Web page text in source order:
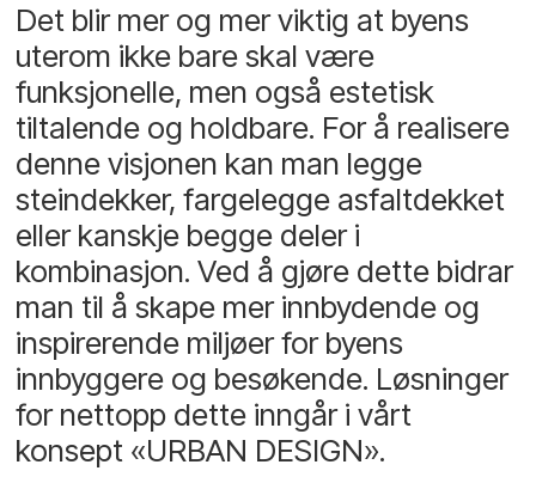
Det blir mer og mer viktig at byens
uterom ikke bare skal være
funksjonelle, men også estetisk
tiltalende og holdbare. For å realisere
denne visjonen kan man legge
steindekker, fargelegge asfaltdekket
eller kanskje begge deler i
kombinasjon. Ved å gjøre dette bidrar
man til å skape mer innbydende og
inspirerende miljøer for byens
innbyggere og besøkende. Løsninger
for nettopp dette inngår i vårt
konsept «URBAN DESIGN».